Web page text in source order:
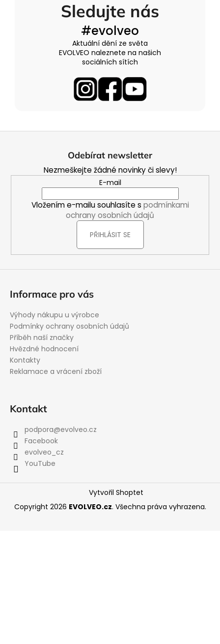
Sledujte nás
#evolveo
Aktuální dění ze světa
EVOLVEO naleznete na našich
sociálních sítích
Odebírat newsletter
Nezmeškejte žádné novinky či slevy!
E-mail
Vložením e-mailu souhlasíte s podmínkami
ochrany osobních údajů
PŘIHLÁSIT SE
Informace pro vás
Výhody nákupu u výrobce
Podmínky ochrany osobních údajů
Příběh naší značky
Hvězdné hodnocení
Kontakty
Reklamace a vrácení zboží
Kontakt
podpora@evolveo.cz
Facebook
evolveo_cz
YouTube
Vytvořil Shoptet
Copyright 2026 EVOLVEO.cz. Všechna práva vyhrazena.